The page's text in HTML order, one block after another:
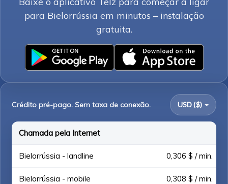
para Bielorrússia em minutos – instalação
gratuita.
Crédito pré-pago. Sem taxa de conexão. USD ($)
Chamada pela Internet
Bielorrússia - landline 0,306 $ / min.
Bielorrússia - mobile 0,308 $ / min.